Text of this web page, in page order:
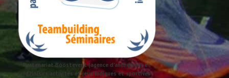
Partenariat Boostevent (agence d'animation) et
id2loisirs activités et jeux ludiques et sportives